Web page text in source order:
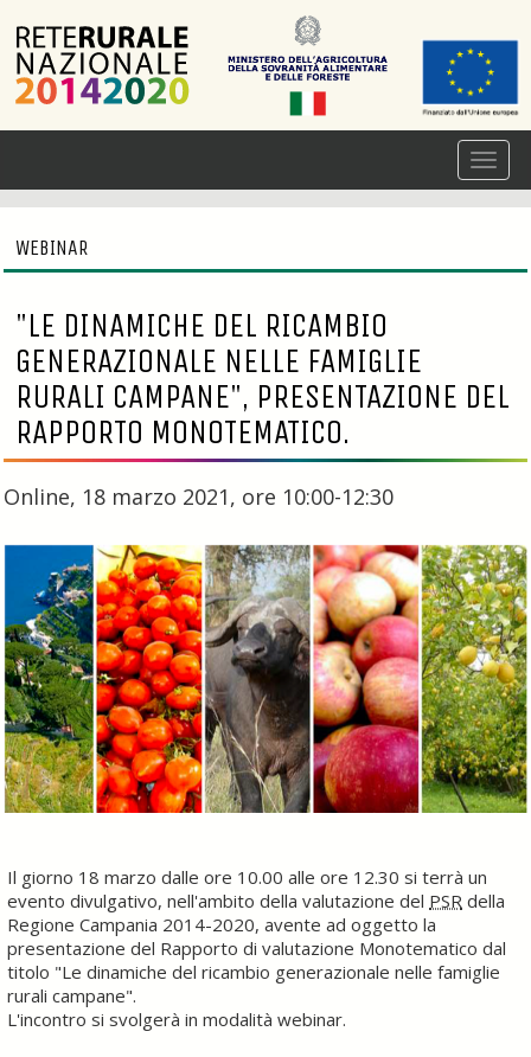
WEBINAR
"LE DINAMICHE DEL RICAMBIO
GENERAZIONALE NELLE FAMIGLIE
RURALI CAMPANE", PRESENTAZIONE DEL
RAPPORTO MONOTEMATICO.
Online, 18 marzo 2021, ore 10:00-12:30
Il giorno 18 marzo dalle ore 10.00 alle ore 12.30 si terrà un
evento divulgativo, nell'ambito della valutazione del PSR della
Regione Campania 2014-2020, avente ad oggetto la
presentazione del Rapporto di valutazione Monotematico dal
titolo "Le dinamiche del ricambio generazionale nelle famiglie
rurali campane".
L'incontro si svolgerà in modalità webinar.